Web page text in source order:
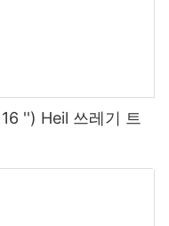
'') Heil 쓰레기 트